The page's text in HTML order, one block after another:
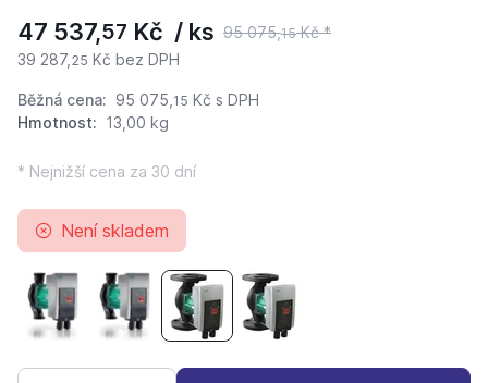
47 537,57 Kč / ks 95 075,15Kč *
39 287, 25 Kč bez DPH
Běžná cena: 95 075, 15 Kč s DPH
Hmotnost: 13,00 kg
* Nejnižší cena za 30 dní
Není skladem
Wilo Yonos MAXO 25/0,5-7 PN10
Wilo Yonos MAXO 30/0,5-7 PN10
Wilo Yonos MAXO 50/0,5-12 PN6/10
Wilo Yonos MAXO 50/0,5-9